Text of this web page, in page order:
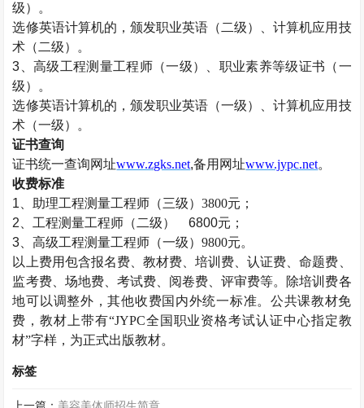
级）。
选修英语计算机的，颁发职业英语（二级）、计算机应用技
术（二级）。
3、高级工程测量工程师（一级）、职业素养等级证书（一
级）。
选修英语计算机的，颁发职业英语（一级）、计算机应用技
术（一级）。
证书查询
证书统一查询网址www.zgks.net,备用网址www.jypc.net。
收费标准
1、助理工程测量工程师 （三级）3800元；
2、工程测量工程师（二级） 6800元；
3、高级工程测量工程师 （一级）9800元。
以上费用包含报名费、教材费、培训费、认证费、命题费、
监考费、场地费、考试费、阅卷费、评审费等。除培训费各
地可以调整外，其他收费国内外统一标准。公共课教材免
费，教材上带有“JYPC全国职业资格考试认证中心指定教
材”字样，为正式出版教材。
标签